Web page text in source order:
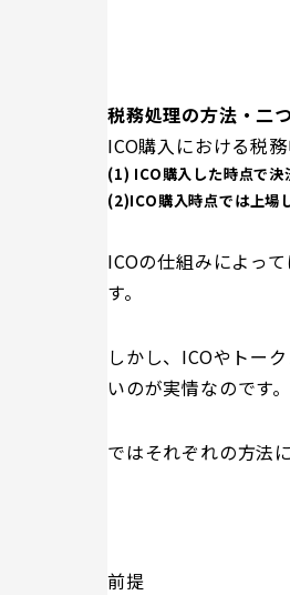
税務処理の方法・二つ
ICO購入における税
(1) ICO購入した時点で決
(2)ICO購入時点では上場
ICOの仕組みによっ
す。
しかし、ICOやトー
いのが実情なのです。
ではそれぞれの方法
前提